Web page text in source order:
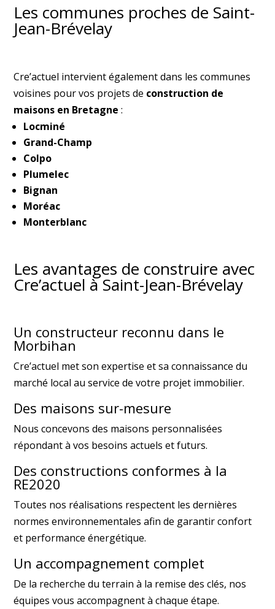
Les communes proches de Saint-
Jean-Brévelay
Cre’actuel intervient également dans les communes
voisines pour vos projets de construction de
maisons en Bretagne :
Locminé
Grand-Champ
Colpo
Plumelec
Bignan
Moréac
Monterblanc
Les avantages de construire avec
Cre’actuel à Saint-Jean-Brévelay
Un constructeur reconnu dans le
Morbihan
Cre’actuel met son expertise et sa connaissance du
marché local au service de votre projet immobilier.
Des maisons sur-mesure
Nous concevons des maisons personnalisées
répondant à vos besoins actuels et futurs.
Des constructions conformes à la
RE2020
Toutes nos réalisations respectent les dernières
normes environnementales afin de garantir confort
et performance énergétique.
Un accompagnement complet
De la recherche du terrain à la remise des clés, nos
équipes vous accompagnent à chaque étape.